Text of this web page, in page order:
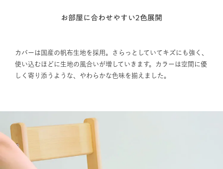
お部屋に合わせやすい2色展開
カバーは国産の帆布生地を採用。さらっとしていてキズにも強く、
使い込むほどに生地の風合いが増していきます。カラーは空間に優
しく寄り添うような、やわらかな色味を揃えました。